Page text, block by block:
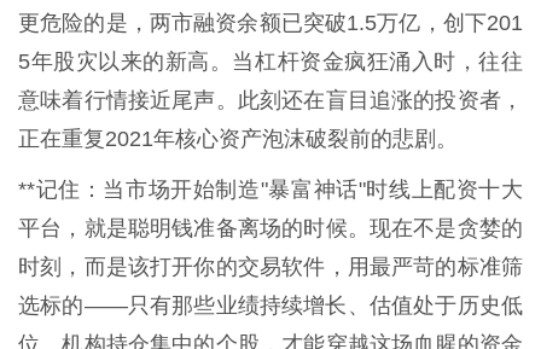
更危险的是，两市融资余额已突破1.5万亿，创下201
5年股灾以来的新高。当杠杆资金疯狂涌入时，往往
意味着行情接近尾声。此刻还在盲目追涨的投资者，
正在重复2021年核心资产泡沫破裂前的悲剧。
**记住：当市场开始制造"暴富神话"时线上配资十大
平台，就是聪明钱准备离场的时候。现在不是贪婪的
时刻，而是该打开你的交易软件，用最严苛的标准筛
选标的——只有那些业绩持续增长、估值处于历史低
位、机构持仓集中的个股，才能穿越这场血腥的资金